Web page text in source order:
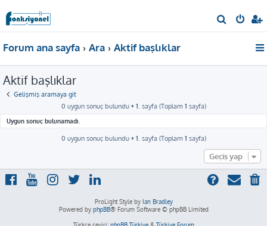
r
Forum ana sayfa Ara Aktif başlıklar
Aktif başlıklar
Gelişmiş aramaya git
0 uygun sonuç bulundu • 1 . sayfa (Toplam 1 sayfa)
Uygun sonuç bulunamadı.
0 uygun sonuç bulundu • 1 . sayfa (Toplam 1 sayfa)
Geçiş yap
ProLight Style by Ian Bradley
Powered by phpBB® Forum Software © phpBB Limited
Türkçe çeviri: phpBB Türkiye& Türkiye Forum